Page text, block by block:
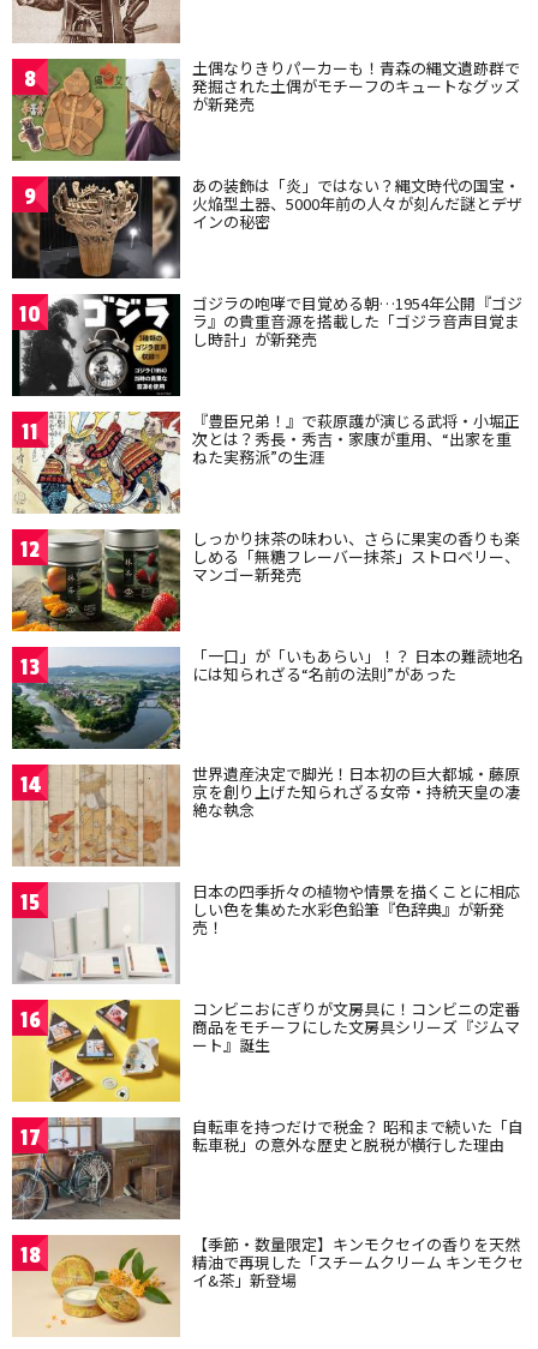
8 土偶なりきりパーカーも！青森の縄文遺跡群で
発掘された土偶がモチーフのキュートなグッズ
が新発売
9 あの装飾は「炎」ではない？縄文時代の国宝・
火焔型土器、5000年前の人々が刻んだ謎とデザ
インの秘密
10 ゴジラの咆哮で目覚める朝…1954年公開『ゴジ
ラ』の貴重音源を搭載した「ゴジラ音声目覚ま
し時計」が新発売
11 『豊臣兄弟！』で萩原護が演じる武将・小堀正
次とは？秀長・秀吉・家康が重用、“出家を重
ねた実務派”の生涯
12 しっかり抹茶の味わい、さらに果実の香りも楽
しめる「無糖フレーバー抹茶」ストロベリー、
マンゴー新発売
13 「一口」が「いもあらい」！？ 日本の難読地名
には知られざる“名前の法則”があった
14 世界遺産決定で脚光！日本初の巨大都城・藤原
京を創り上げた知られざる女帝・持統天皇の凄
絶な執念
15 日本の四季折々の植物や情景を描くことに相応
しい色を集めた水彩色鉛筆『色辞典』が新発
売！
16 コンビニおにぎりが文房具に！コンビニの定番
商品をモチーフにした文房具シリーズ『ジムマ
ート』誕生
17 自転車を持つだけで税金？ 昭和まで続いた「自
転車税」の意外な歴史と脱税が横行した理由
18 【季節・数量限定】キンモクセイの香りを天然
精油で再現した「スチームクリーム キンモクセ
イ&茶」新登場